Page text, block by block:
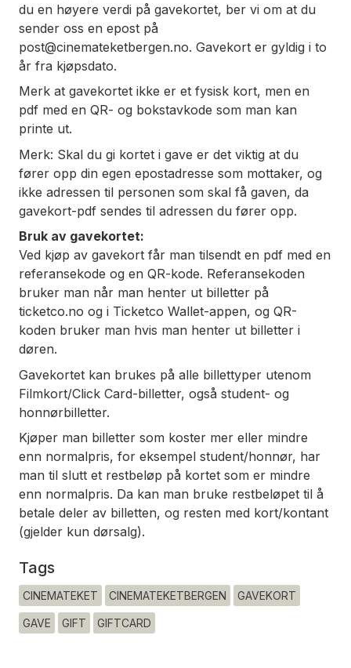
du en høyere verdi på gavekortet, ber vi om at du
sender oss en epost på
post@cinemateketbergen.no. Gavekort er gyldig i to
år fra kjøpsdato.
Merk at gavekortet ikke er et fysisk kort, men en
pdf med en QR- og bokstavkode som man kan
printe ut.
Merk: Skal du gi kortet i gave er det viktig at du
fører opp din egen epostadresse som mottaker, og
ikke adressen til personen som skal få gaven, da
gavekort-pdf sendes til adressen du fører opp.
Bruk av gavekortet:
Ved kjøp av gavekort får man tilsendt en pdf med en
referansekode og en QR-kode. Referansekoden
bruker man når man henter ut billetter på
ticketco.no og i Ticketco Wallet-appen, og QR-
koden bruker man hvis man henter ut billetter i
døren.
Gavekortet kan brukes på alle billettyper utenom
Filmkort/Click Card-billetter, også student- og
honnørbilletter.
Kjøper man billetter som koster mer eller mindre
enn normalpris, for eksempel student/honnør, har
man til slutt et restbeløp på kortet som er mindre
enn normalpris. Da kan man bruke restbeløpet til å
betale deler av billetten, og resten med kort/kontant
(gjelder kun dørsalg).
Tags
CINEMATEKET CINEMATEKETBERGEN GAVEKORT
GAVE GIFT GIFTCARD